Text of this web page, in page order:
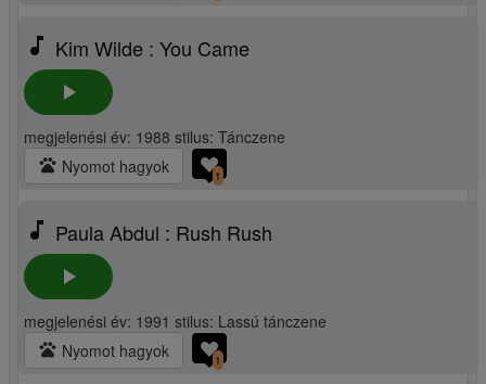
music_note Kim Wilde : You Came
play_arrow
megjelenési év: 1988 stilus: Tánczene
pets Nyomot hagyok 1
music_note Paula Abdul : Rush Rush
play_arrow
megjelenési év: 1991 stilus: Lassú tánczene
pets Nyomot hagyok 1